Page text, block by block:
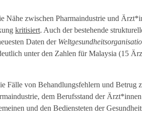
Nähe zwischen Pharmaindustrie und
kritisiert. Auch der bestehende
Daten der
unter den Zahlen für Malaysia (15
Fälle von Behandlungsfehlern und Betrug
dem Berufsstand der
und den Bediensteten der